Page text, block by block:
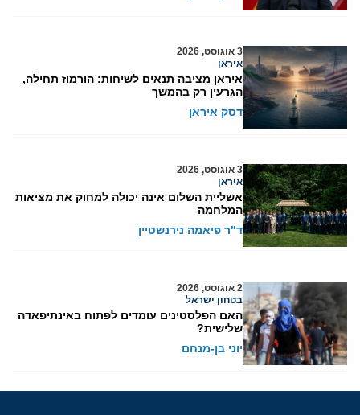
3 אוגוסט, 2026
איראן
איראן מציבה תנאים לשיחות: הורמוז תחילה,
הגרעין רק בהמשך
דסק איראן
3 אוגוסט, 2026
איראן
אשליית השלום אינה יכולה למחוק את מציאות
המלחמה
ד"ר פיאמה נירנשטיין
2 אוגוסט, 2026
בטחון ישראל
האם הפלסטינים עומדים לפתוח באינתיפאדה
שלישית?
יוני בן-מנחם